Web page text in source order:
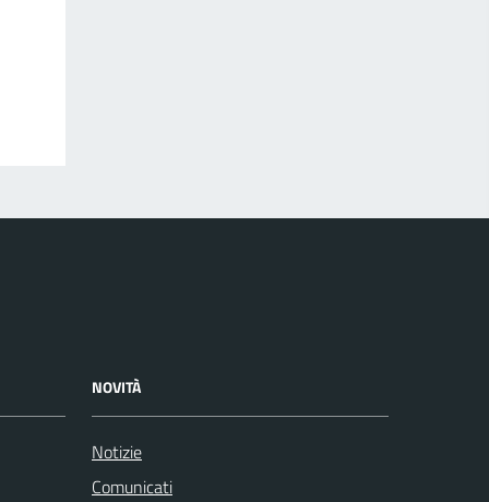
NOVITÀ
Notizie
Comunicati